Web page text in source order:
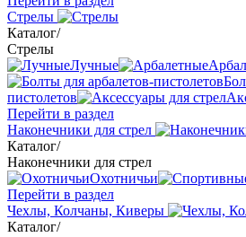
Стрелы
Каталог/
Стрелы
Лучные
пистолетов
Перейти в раздел
Наконечники для стрел
Каталог/
Наконечники для стрел
Охотничьи
Перейти в раздел
Чехлы, Колчаны, Киверы
Каталог/